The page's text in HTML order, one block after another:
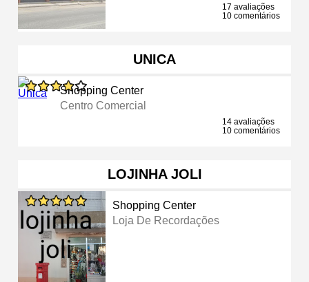
17 avaliações
10 comentários
UNICA
Shopping Center
Centro Comercial
14 avaliações
10 comentários
LOJINHA JOLI
Shopping Center
Loja De Recordações